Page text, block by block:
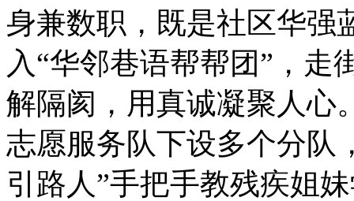
身兼数职，既是社区华强
入“华邻巷语帮帮团”，走
解隔阂，用真诚凝聚人心
志愿服务队下设多个分队
引路人”手把手教残疾姐